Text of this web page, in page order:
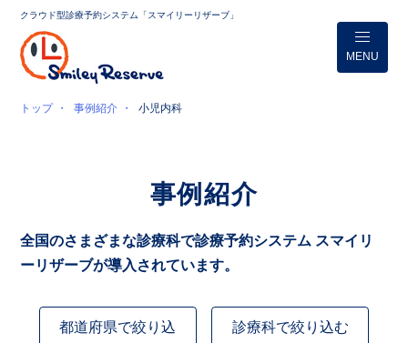
クラウド型診療予約システム「スマイリーリザーブ」
MENU
トップ 事例紹介 小児内科
事例紹介
全国のさまざまな診療科で診療予約システム スマイリ
ーリザーブが導入されています。
都道府県で絞り込
診療科で絞り込む